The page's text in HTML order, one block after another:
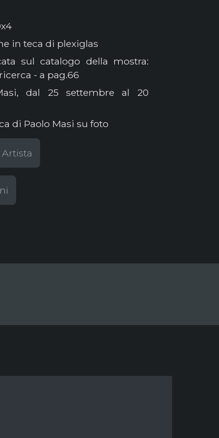
in teca di plexiglas
sul catalogo della mostra:
- a pag.66
dal 25 settembre al 20
di Paolo Masi su foto